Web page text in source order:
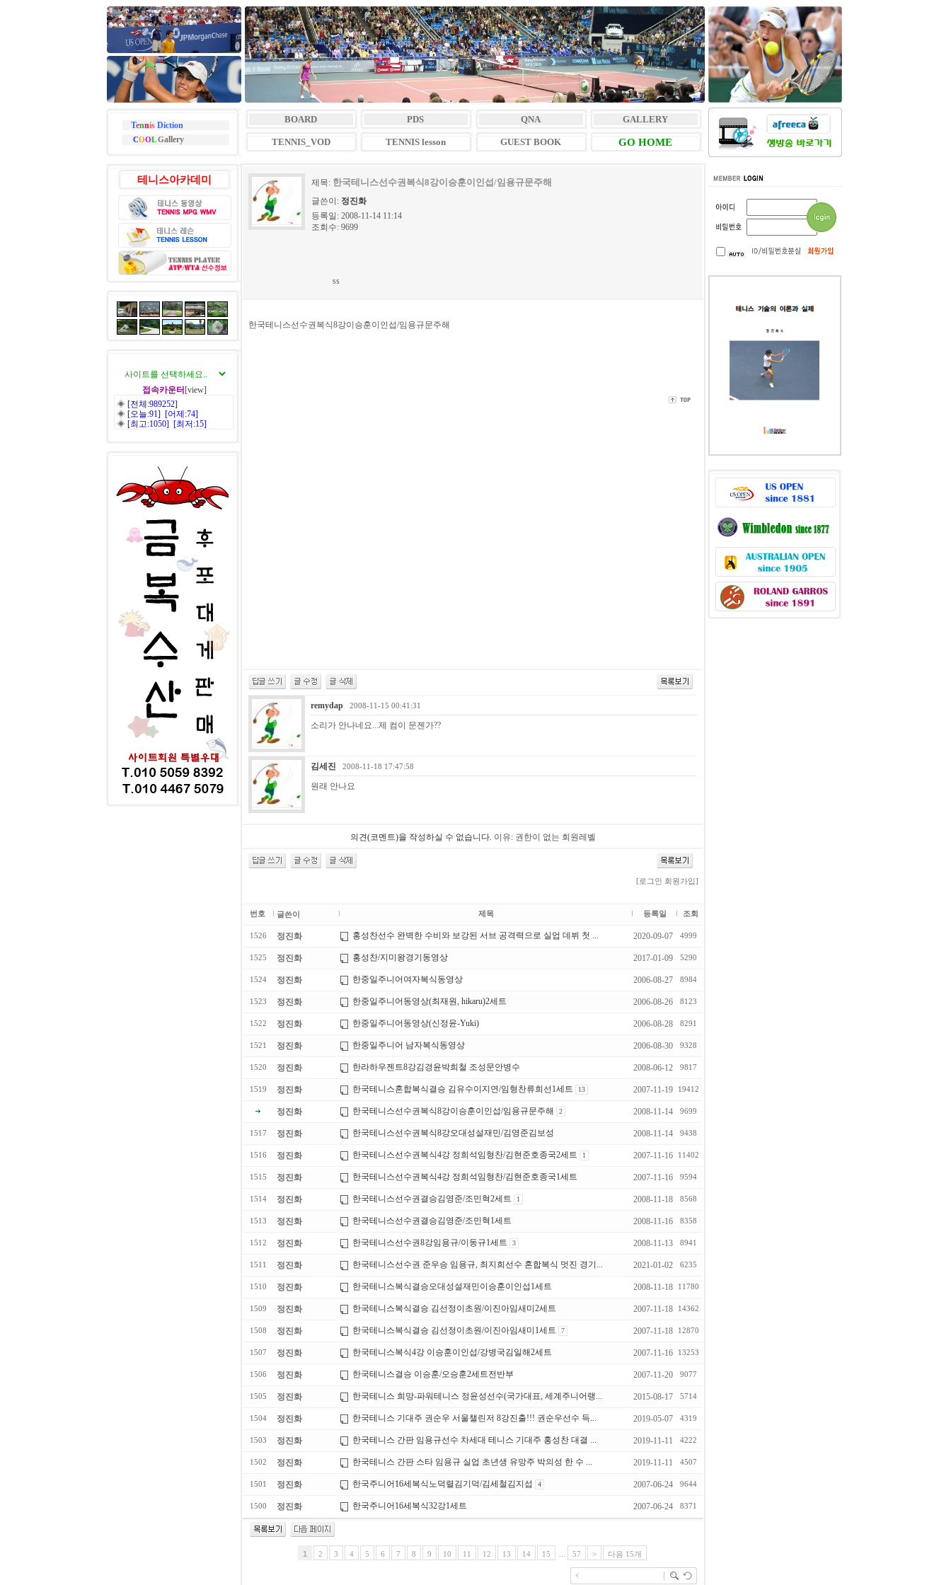
Tennis Diction
COOLGallery
BOARD PDS QNA GALLERY
TENNIS_VOD TENNIS lesson GUEST BOOK GO HOME
테니스아카데미
접속카운터 [view]
◈ [전체:989252]
◈ [오늘:91] [어제:74]
◈ [최고:1050] [최저:15]
제목: 한국테니스선수권복식8강이승훈이인섭/임용규문주해
글쓴이: 정진화
등록일: 2008-11-14 11:14
조회수: 9699
ss
한국테니스선수권복식8강이승훈이인섭/임용규문주해
remydap 2008-11-15 00:41:31
소리가 안나네요...제 컴이 문젠가??
김세진 2008-11-18 17:47:58
원래 안나요
의견(코멘트)을 작성하실 수 없습니다. 이유: 권한이 없는 회원레벨
[로그인 회원가입]
번호 글쓴이 제목 등록일 조회
1526 정진화 홍성찬선수 완벽한 수비와 보강된 서브 공격력으로 실업 데뷔 첫 ... 2020-09-07 4999
1525 정진화 홍성찬/지미왕경기동영상 2017-01-09 5290
1524 정진화 한중일주니어여자복식동영상 2006-08-27 8984
1523 정진화 한중일주니어동영상(최재원, hikaru)2세트 2006-08-26 8123
1522 정진화 한중일주니어동영상(신정윤-Yuki) 2006-08-28 8291
1521 정진화 한중일주니어 남자복식동영상 2006-08-30 9328
1520 정진화 한라하우젠트8강김경윤박희철 조성문안병수 2008-06-12 9817
1519 정진화 한국테니스혼합복식결승 김유수이지연/임형찬류희선1세트 13 2007-11-19 19412
정진화 한국테니스선수권복식8강이승훈이인섭/임용규문주해 2 2008-11-14 9699
1517 정진화 한국테니스선수권복식8강오대성설재민/김영준김보성 2008-11-14 9438
1516 정진화 한국테니스선수권복식4강 정희석임형찬/김현준호종국2세트 1 2007-11-16 11402
1515 정진화 한국테니스선수권복식4강 정희석임형찬/김현준호종국1세트 2007-11-16 9594
1514 정진화 한국테니스선수권결승김영준/조민혁2세트 1 2008-11-18 8568
1513 정진화 한국테니스선수권결승김영준/조민혁1세트 2008-11-16 8358
1512 정진화 한국테니스선수권8강임용규/이동규1세트 3 2008-11-13 8941
1511 정진화 한국테니스선수권 준우승 임용규, 최지희선수 혼합복식 멋진 경기... 2021-01-02 6235
1510 정진화 한국테니스복식결승오대성설재민이승훈이인섭1세트 2008-11-18 11780
1509 정진화 한국테니스복식결승 김선정이초원/이진아임새미2세트 2007-11-18 14362
1508 정진화 한국테니스복식결승 김선정이초원/이진아임새미1세트 7 2007-11-18 12870
1507 정진화 한국테니스복식4강 이승훈이인섭/강병국김일해2세트 2007-11-16 13253
1506 정진화 한국테니스결승 이승훈/오승훈2세트전반부 2007-11-20 9077
1505 정진화 한국테니스 희망-파워테니스 정윤성선수(국가대표, 세계주니어랭... 2015-08-17 5714
1504 정진화 한국테니스 기대주 권순우 서울챌린저 8강진출!!! 권순우선수 득... 2019-05-07 4319
1503 정진화 한국테니스 간판 임용규선수 차세대 테니스 기대주 홍성찬 대결 ... 2019-11-11 4222
1502 정진화 한국테니스 간판 스타 임용규 실업 초년생 유망주 박의성 한 수 ... 2019-11-11 4507
1501 정진화 한국주니어16세복식노덕렬김기덕/김세철김지섭 4 2007-06-24 9644
1500 정진화 한국주니어16세복식32강1세트 2007-06-24 8371
1 2 3 4 5 6 7 8 9 10 11 12 13 14 15 57 > 다음 15개